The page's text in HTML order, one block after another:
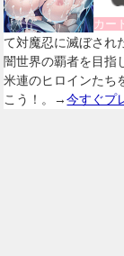
カー
て対魔忍に滅ぼされ
闇世界の覇者を目指
米連のヒロインたち
こう！。→今すぐプ